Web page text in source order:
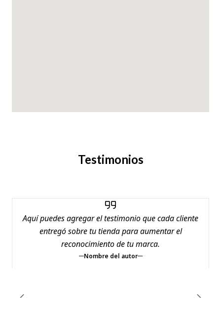
Testimonios
Aquí puedes agregar el testimonio que cada cliente
entregó sobre tu tienda para aumentar el
reconocimiento de tu marca.
Nombre del autor